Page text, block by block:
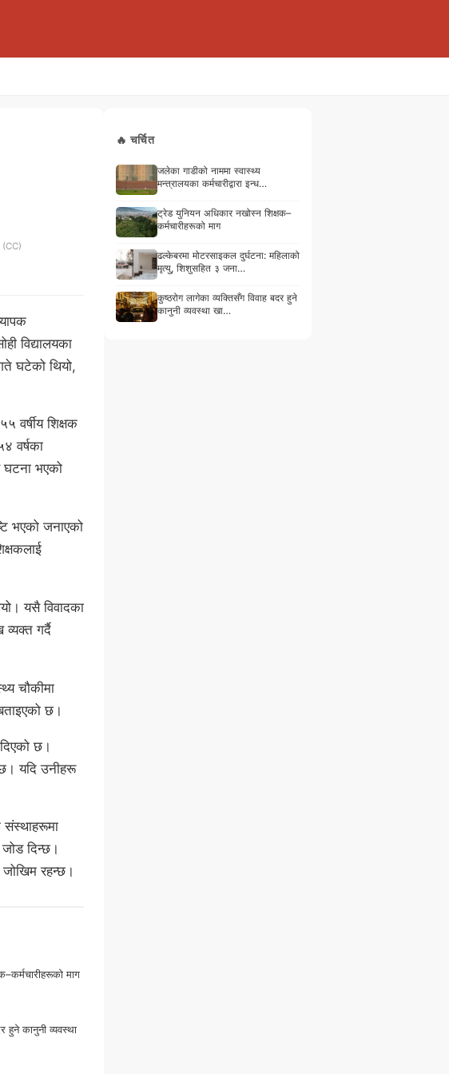
(CC)
विद्यालयका
घटेको थियो,
वर्षीय शिक्षक
वर्षका
घटना भएको
भएको जनाएको
यसै विवादका
गर्दै
चौकीमा
छ।
छ।
छ। यदि उनीहरू
संस्थाहरूमा
जोड दिन्छ।
रहन्छ।
माग
हुने कानुनी व्यवस्था
🔥 चर्चित
जलेका गाडीको नाममा स्वास्थ्य
मन्त्रालयका कर्मचारीद्वारा इन्ध…
ट्रेड युनियन अधिकार नखोस्न शिक्षक–
कर्मचारीहरूको माग
ढल्केबरमा मोटरसाइकल दुर्घटना: महिलाको
मृत्यु, शिशुसहित ३ जना…
कुष्ठरोग लागेका व्यक्तिसँग विवाह बदर हुने
कानुनी व्यवस्था खा…